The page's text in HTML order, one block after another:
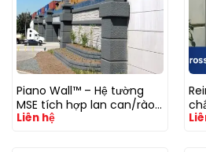
Piano Wall™ – Hệ tường
MSE tích hợp lan can/rào
chắn an toàn đúc sẵn
Liên hệ